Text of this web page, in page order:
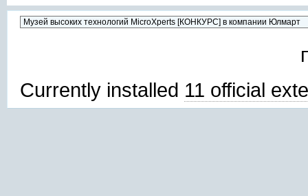
Currently installed 11 official